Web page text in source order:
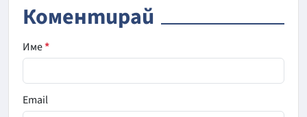
Коментирай
Име*
Email